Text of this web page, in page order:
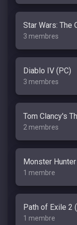
Star Wars: The
3 membres
Diablo IV (PC)
3 membres
Tom Clancy's
2 membres
Monster
1 membre
Path of Exile 2
1 membre